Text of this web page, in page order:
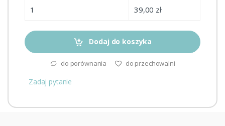
1 39,00 zł
Dodaj do koszyka
do porównania do przechowalni
Zadaj pytanie